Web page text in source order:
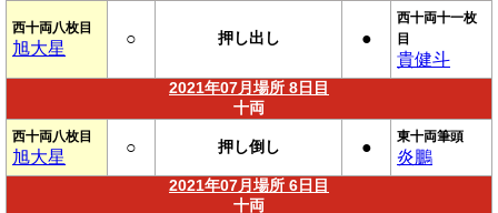
西十両八枚目
旭大星
○ 押し出し ●
西十両十一枚
目
貴健斗
2021年07月場所 8日目
十両
西十両八枚目
旭大星
○ 押し倒し ●
東十両筆頭
炎鵬
2021年07月場所 6日目
十両